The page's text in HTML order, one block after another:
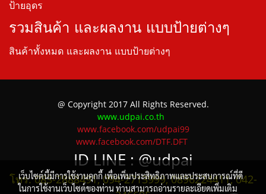
ป้ายอุดร
รวมสินค้า และผลงาน แบบป้ายต่างๆ
สินค้าทั้งหมด และผลงาน แบบป้ายต่างๆ
@ Copyright 2017 All Rights Reserved.
www.udpai.co.th
www.facebook.com/udpai99
www.facebook.com/DTF.DFT
ID LINE : @udpai
โทร. 083-2888491, 094-2713999, 0896224411, 042-
เว็บไซต์นี้มีการใช้งานคุกกี้ เพื่อเพิ่มประสิทธิภาพและประสบการณ์ที่ดี
ในการใช้งานเว็บไซต์ของท่าน ท่านสามารถอ่านรายละเอียดเพิ่มเติม